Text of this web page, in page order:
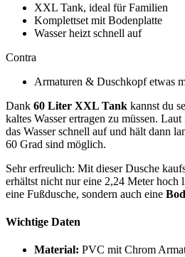
XXL Tank, ideal für Familien
Komplettset mit Bodenplatte
Wasser heizt schnell auf
Contra
Armaturen & Duschkopf etwas
Dank 60 Liter XXL Tank kannst du
kaltes Wasser ertragen zu müssen.
das Wasser schnell auf und hält dann
60 Grad sind möglich.
Sehr erfreulich: Mit dieser Dusche
erhältst nicht nur eine 2,24 Meter hoch
eine Fußdusche, sondern auch eine
Wichtige Daten
Material: PVC mit Chrom